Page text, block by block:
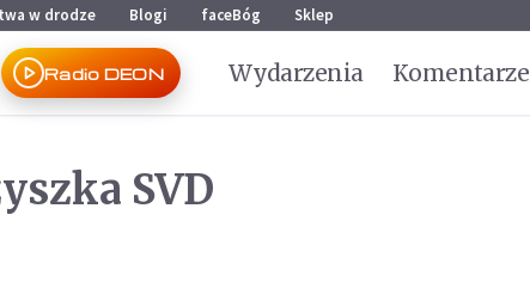
w drodze Blogi faceBóg Sklep
Radio DEON Wydarzenia Komentarze
SVD